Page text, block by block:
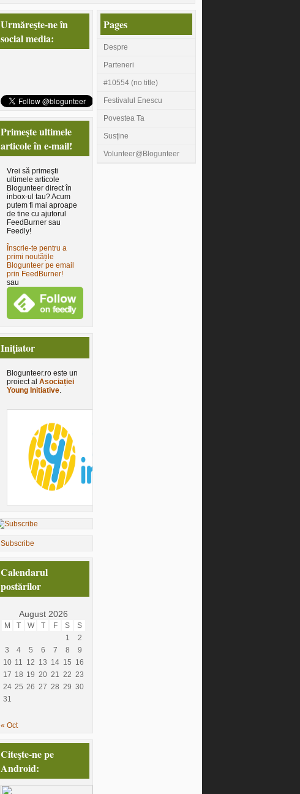
Urmăreşte-ne în
social media:
Primeşte ultimele
articole în e-mail!
Vrei să primeşti
ultimele articole
Blogunteer direct în
inbox-ul tau? Acum
putem fi mai aproape
de tine cu ajutorul
FeedBurner sau
Feedly!
Înscrie-te pentru a
primi noutățile
Blogunteer pe email
prin FeedBurner!
sau
Iniţiator
Blogunteer.ro este un
proiect al Asociației
Young Initiative.
Subscribe
Calendarul
postărilor
August 2026
M T W T F S
S
1
2
3
4 5 6 7 8
9
10 11 12 13 14 15 16
17 18 19 20 21 22 23
24 25 26 27 28 29 30
31
« Oct
Citeşte-ne pe
Android:
Pages
Despre
Parteneri
#10554 (no title)
Festivalul Enescu
Povestea Ta
Susţine
Volunteer@Blogunteer